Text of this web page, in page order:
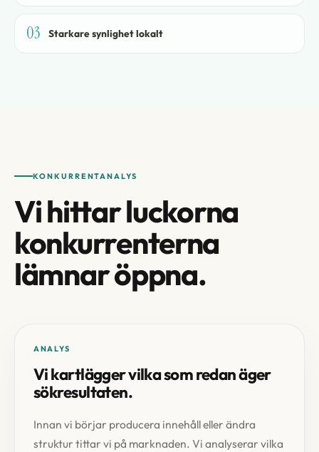
03 Starkare synlighet lokalt
KONKURRENTANALYS
Vi hittar luckorna
konkurrenterna
lämnar öppna.
ANALYS
Vi kartlägger vilka som redan äger
sökresultaten.
Innan vi börjar producera innehåll eller ändra
struktur tittar vi på marknaden. Vi analyserar vilka